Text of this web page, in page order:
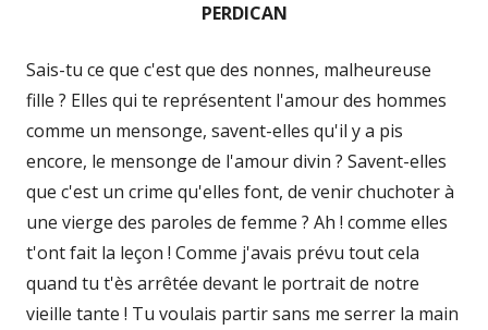
PERDICAN
Sais-tu ce que c'est que des nonnes, malheureuse
fille ? Elles qui te représentent l'amour des hommes
comme un mensonge, savent-elles qu'il y a pis
encore, le mensonge de l'amour divin ? Savent-elles
que c'est un crime qu'elles font, de venir chuchoter à
une vierge des paroles de femme ? Ah ! comme elles
t'ont fait la leçon ! Comme j'avais prévu tout cela
quand tu t'ès arrêtée devant le portrait de notre
vieille tante ! Tu voulais partir sans me serrer la main